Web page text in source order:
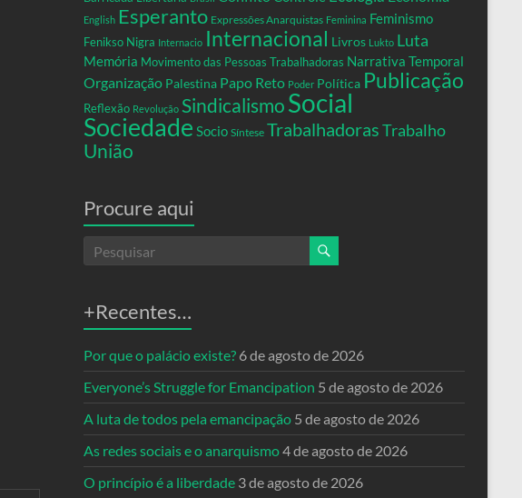
English Esperanto Expressões Anarquistas Feminina Feminismo
Fenikso Nigra Internacio Internacional Livros Lukto Luta
Memória Movimento das Pessoas Trabalhadoras Narrativa Temporal
Organização Palestina Papo Reto Poder Política Publicação
Reflexão Revolução Sindicalismo Social
Sociedade Socio Síntese TrabalhadorasTrabalho
União
Procure aqui
+Recentes…
Por que o palácio existe? 6 de agosto de 2026
Everyone’s Struggle for Emancipation 5 de agosto de 2026
A luta de todos pela emancipação 5 de agosto de 2026
As redes sociais e o anarquismo4 de agosto de 2026
O princípio é a liberdade 3 de agosto de 2026